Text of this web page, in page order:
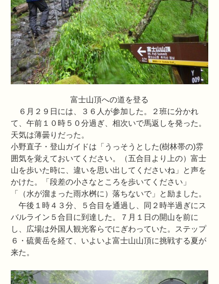
富士山頂への道を登る
６月２９日には、３６人が参加した。２班に分かれ
て、午前１０時５０分過ぎ、相次いで馬返しを発った。
天気は薄曇りだった。
小野直子・登山ガイドは「うっそうとした(樹林帯の)雰
囲気を覚えておいてください。（五合目より上の）富士
山を歩いた時に、違いを思い出してくださいね」と声を
かけた。「段差の小さなところを歩いてください」
「（水が溜まった雨水桝に）落ちないで」と励ました。
午後１時４３分、５合目を通過し、同２時半過ぎにス
バルライン５合目に到達した。７月１日の開山を前に
し、広場は外国人観光客らでにぎわっていた。ステップ
６・硫黄岳を経て、いよいよ富士山山頂に挑戦する夏が
来た。